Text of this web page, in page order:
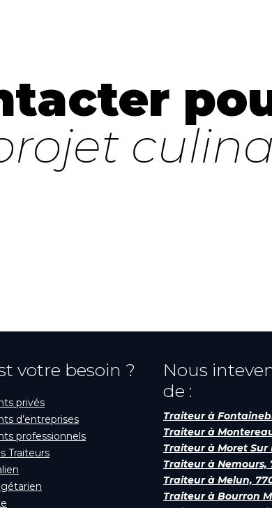
votre besoin ?
privés
d’entreprises
professionnels
Traiteurs
Nous
de :
Traiteur à
Traiteur à
Traiteur à Moret Sur
Traiteur à Nemours,
Traiteur à Melun,
Traiteur à Bourron